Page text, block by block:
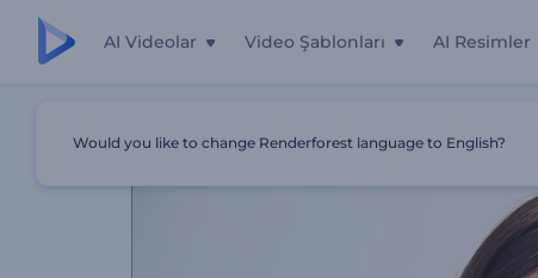
AI Videolar Video Şablonları AI Resimler
Would you like to change Renderforest language to English?